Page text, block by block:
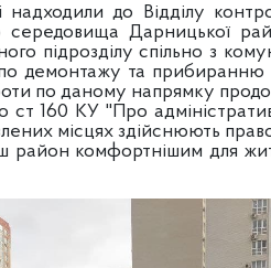
надходили до Відділу
Дарницької
підрозділу спільно з
демонтажу та прибиранню
по даному напрямку
ст 160 КУ "Про
місцях здійснюють
район комфортнішим для